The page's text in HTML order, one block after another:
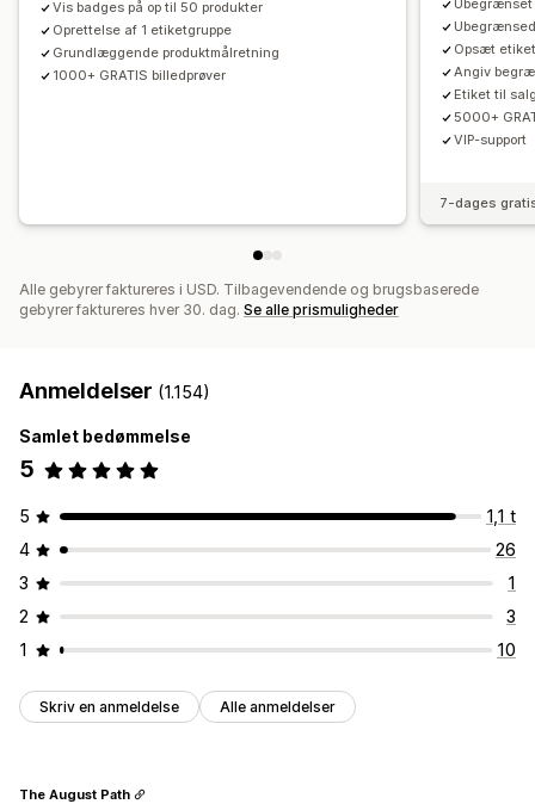
Sidehoved Startside Landingssider
Søgeside
Vis badges på op til 50 produkter
Oprettelse af 1 etiketgruppe
Grundlæggende produktmålretning
1000+ GRATIS billedprøver
Opsæt
Angiv
Etiket til
5000+
VIP-support
7-dages
Alle gebyrer faktureres i USD. Tilbagevendende og brugsbaserede
gebyrer faktureres hver 30. dag. Se alle prismuligheder
Anmeldelser (1.154)
Samlet bedømmelse
5
5
1,1 t
4
26
3
1
2
3
1
10
Skriv en anmeldelse Alle anmeldelser
The August Path